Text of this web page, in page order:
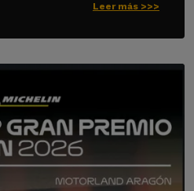
Leer más >>>